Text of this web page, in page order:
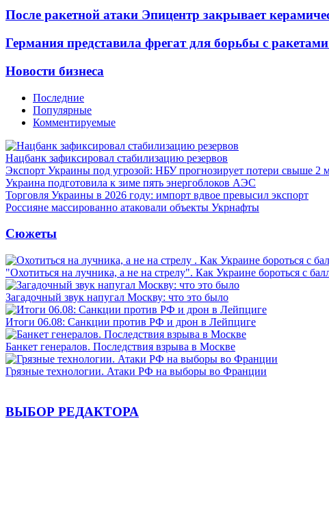
После ракетной атаки Эпицентр закрывает
Германия представила фрегат для борьбы с
Новости бизнеса
Последние
Популярные
Комментируемые
Нацбанк зафиксировал стабилизацию резервов
Экспорт Украины под угрозой: НБУ прогнозирует потери свыше 2
Украина подготовила к зиме пять энергоблоков АЭС
Торговля Украины в 2026 году: импорт вдвое превысил экспорт
Россияне массированно атаковали объекты Укрнафты
Сюжеты
"Охотиться на лучника, а не на стрелу". Как Украине бороться с
Загадочный звук напугал Москву: что это было
Итоги 06.08: Санкции против РФ и дрон в Лейпциге
Банкет генералов. Последствия взрыва в Москве
Грязные технологии. Атаки РФ на выборы во Франции
ВЫБОР РЕДАКТОРА